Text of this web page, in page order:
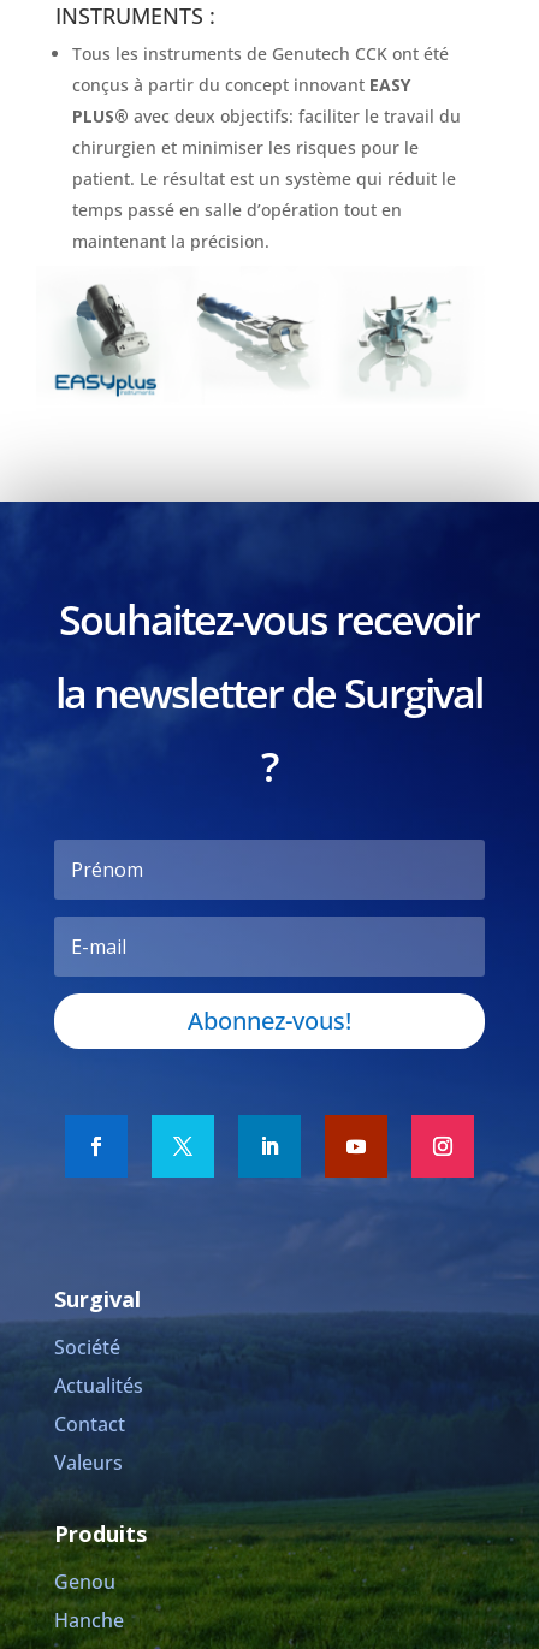
INSTRUMENTS :
Tous les instruments de Genutech CCK ont été
conçus à partir du concept innovant EASY
PLUS® avec deux objectifs: faciliter le travail du
chirurgien et minimiser les risques pour le
patient. Le résultat est un système qui réduit le
temps passé en salle d’opération tout en
maintenant la précision.
Souhaitez-vous recevoir
la newsletter de Surgival
?
Abonnez-vous!
Surgival
Société
Actualités
Contact
Valeurs
Produits
Genou
Hanche